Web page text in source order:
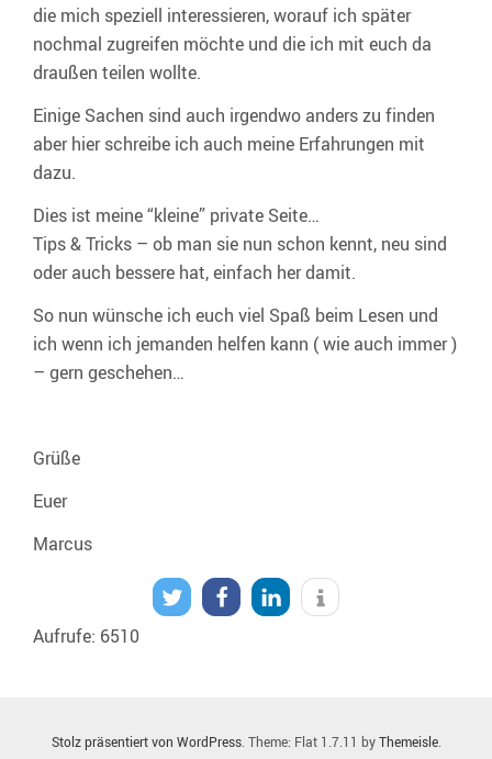
die mich speziell interessieren, worauf ich später
nochmal zugreifen möchte und die ich mit euch da
draußen teilen wollte.
Einige Sachen sind auch irgendwo anders zu finden
aber hier schreibe ich auch meine Erfahrungen mit
dazu.
Dies ist meine “kleine” private Seite…
Tips & Tricks – ob man sie nun schon kennt, neu sind
oder auch bessere hat, einfach her damit.
So nun wünsche ich euch viel Spaß beim Lesen und
ich wenn ich jemanden helfen kann ( wie auch immer )
– gern geschehen…
Grüße
Euer
Marcus
Aufrufe: 6510
Stolz präsentiert von WordPress. Theme: Flat 1.7.11 byThemeisle.